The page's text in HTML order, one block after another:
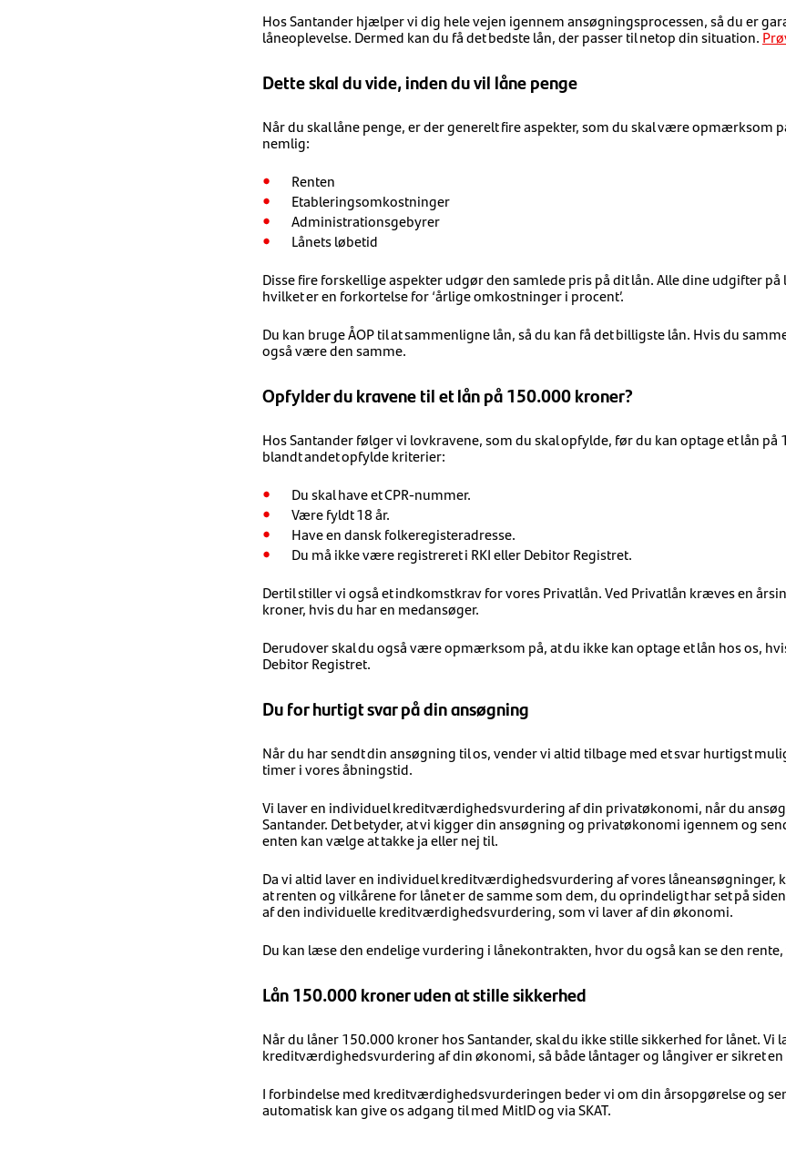
Hos Santander hjælper vi dig hele vejen igennem ansøgningsprocessen, så du er
låneoplevelse. Dermed kan du få det bedste lån, der passer til netop din situation.
Dette skal du vide, inden du vil låne penge
Når du skal låne penge, er der generelt fire aspekter, som du skal være opmærksom
nemlig:
Renten
Etableringsomkostninger
Administrationsgebyrer
Lånets løbetid
Disse fire forskellige aspekter udgør den samlede pris på dit lån. Alle dine udgifter på
hvilket er en forkortelse for ‘årlige omkostninger i procent’.
Du kan bruge ÅOP til at sammenligne lån, så du kan få det billigste lån. Hvis du
også være den samme.
Opfylder du kravene til et lån på 150.000 kroner?
Hos Santander følger vi lovkravene, som du skal opfylde, før du kan optage et lån på
blandt andet opfylde kriterier:
Du skal have et CPR-nummer.
Være fyldt 18 år.
Have en dansk folkeregisteradresse.
Du må ikke være registreret i RKI eller Debitor Registret.
Dertil stiller vi også et indkomstkrav for vores Privatlån. Ved Privatlån kræves en
kroner, hvis du har en medansøger.
Derudover skal du også være opmærksom på, ​at du ikke kan optage et lån hos os,
Debitor Registret.
Du for hurtigt svar på din ansøgning
Når du har sendt din ansøgning til os, vender vi altid tilbage med et svar hurtigst
timer i vores åbningstid.
Vi laver en individuel kreditværdighedsvurdering af din privatøkonomi, når du
Santander. Det betyder, at vi kigger din ansøgning og privatøkonomi igennem og
enten kan vælge at takke ja eller nej til.
Da vi altid laver en individuel kreditværdighedsvurdering af vores låneansøgninger,
at renten og vilkårene for lånet er de samme som dem, du oprindeligt har set på
af den individuelle kreditværdighedsvurdering, som vi laver af din økonomi.
Du kan læse den endelige vurdering i lånekontrakten, hvor du også kan se den
Lån 150.000 kroner uden at stille sikkerhed
Når du låner 150.000 kroner hos Santander, skal du ikke stille sikkerhed for lånet. Vi
kreditværdighedsvurdering af din økonomi, så både låntager og långiver er sikret
I forbindelse med kreditværdighedsvurderingen beder vi om din årsopgørelse og
automatisk kan give os adgang til med MitID og via SKAT.